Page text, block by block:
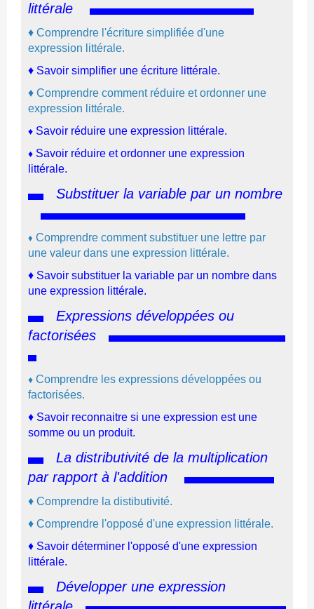
littérale
♦ Comprendre l'écriture simplifiée d'une
expression littérale.
♦ Savoir simplifier une écriture littérale.
♦ Comprendre comment réduire et ordonner une
expression littérale.
♦ Savoir réduire une expression littérale.
♦ Savoir réduire et ordonner une expression
littérale.
Substituer la variable par un nombre
♦ Comprendre comment substituer une lettre par
une valeur dans une expression littérale.
♦ Savoir substituer la variable par un nombre dans
une expression littérale.
Expressions développées ou
factorisées
♦ Comprendre les expressions développées ou
factorisées.
♦ Savoir reconnaitre si une expression est une
somme ou un produit.
La distributivité de la multiplication
par rapport à l'addition
♦ Comprendre la distibutivité.
♦ Comprendre l'opposé d'une expression littérale.
♦ Savoir déterminer l'opposé d'une expression
littérale.
Développer une expression